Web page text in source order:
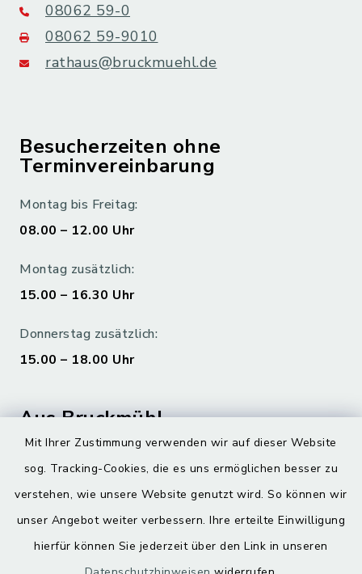
Mit Ihrer Zustimmung verwenden wir auf dieser Website
sog. Tracking-Cookies, die es uns ermöglichen besser zu
verstehen, wie unsere Website genutzt wird. So können wir
unser Angebot weiter verbessern. Ihre erteilte Einwilligung
hierfür können Sie jederzeit über den Link in unseren
08062 59-0
08062 59-9010
rathaus@bruckmuehl.de
Besucherzeiten ohne
Terminvereinbarung
Montag bis Freitag:
08.00 – 12.00 Uhr
Montag zusätzlich:
15.00 – 16.30 Uhr
Donnerstag zusätzlich:
15.00 – 18.00 Uhr
Aus Bruckmühl
Digitaler Ortsplan